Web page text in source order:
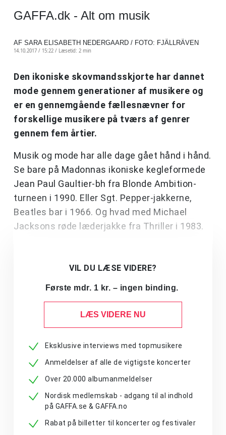
GAFFA.dk - Alt om musik
AF SARA ELISABETH NEDERGAARD / FOTO: FJÄLLRÄVEN
14.10.2017 / 15:22 / Læsetid: 2 min
Den ikoniske skovmandsskjorte har dannet
mode gennem generationer af musikere og
er en gennemgående fællesnævner for
forskellige musikere på tværs af genrer
gennem fem årtier.
Musik og mode har alle dage gået hånd i hånd.
Se bare på Madonnas ikoniske kegleformede
Jean Paul Gaultier-bh fra Blonde Ambition-
turneen i 1990. Eller Sgt. Pepper-jakkerne,
Beatles bar i 1966. Og hvad med Michael
Jacksons røde læderjakke fra Thriller i 1983.
VIL DU LÆSE VIDERE?
Første mdr. 1 kr. – ingen binding.
LÆS VIDERE NU
Eksklusive interviews med topmusikere
Anmeldelser af alle de vigtigste koncerter
Over 20.000 albumanmeldelser
Nordisk medlemskab - adgang til al indhold
på GAFFA.se & GAFFA.no
Rabat på billetter til koncerter og festivaler